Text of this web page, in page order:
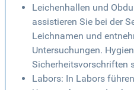
Leichenhallen und
assistieren Sie bei der
Leichnamen und
Untersuchungen.
Sicherheitsvorschriften
Labors: In Labors